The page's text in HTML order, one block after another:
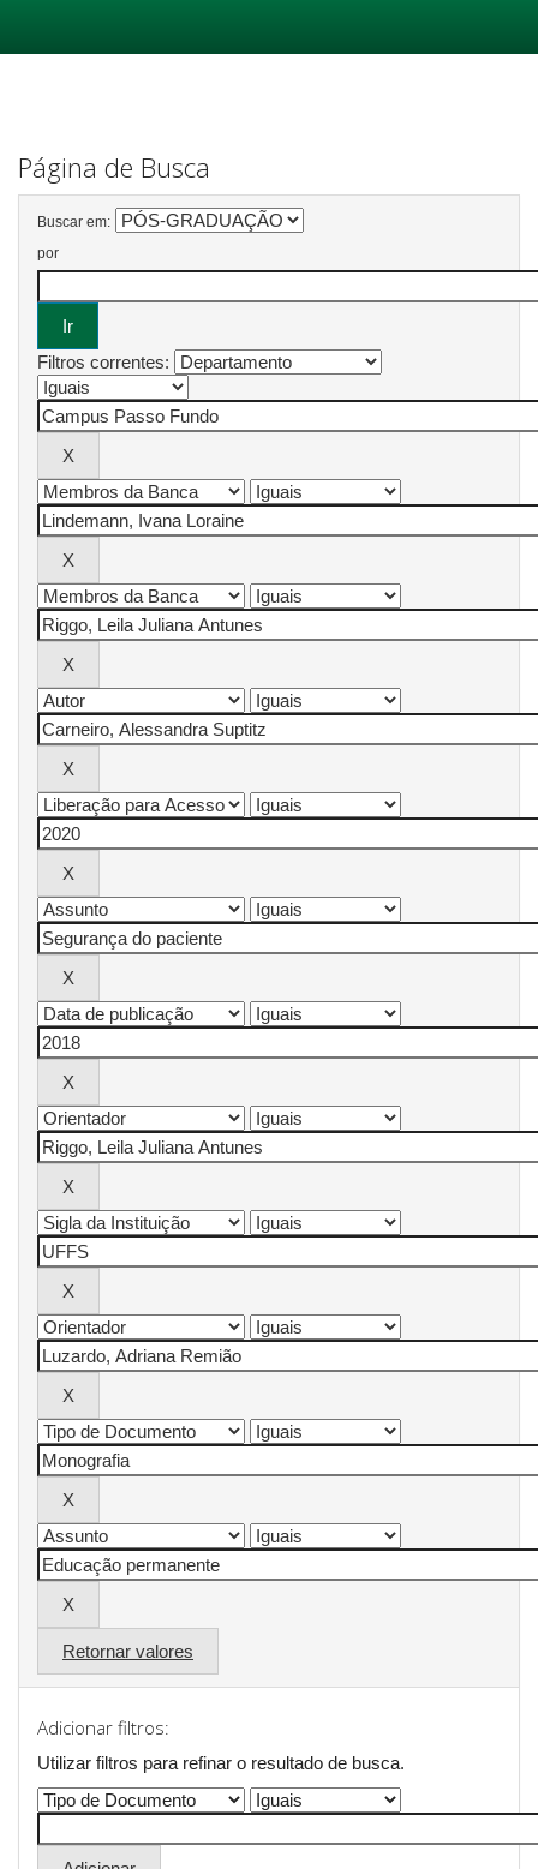
Página de Busca
Buscar em:
por
Filtros correntes:
Retornar valores
Adicionar filtros:
Utilizar filtros para refinar o resultado de busca.